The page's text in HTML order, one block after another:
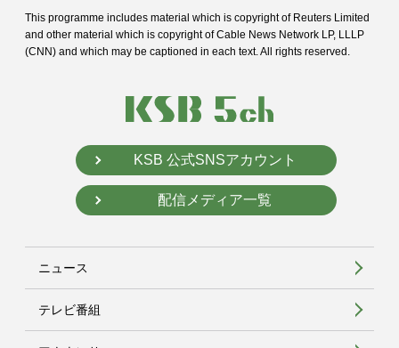
This programme includes material which is copyright of Reuters Limited
and other material which is copyright of Cable News Network LP, LLLP
(CNN) and which may be captioned in each text. All rights reserved.
KSB 公式SNSアカウント
配信メディア一覧
ニュース
テレビ番組